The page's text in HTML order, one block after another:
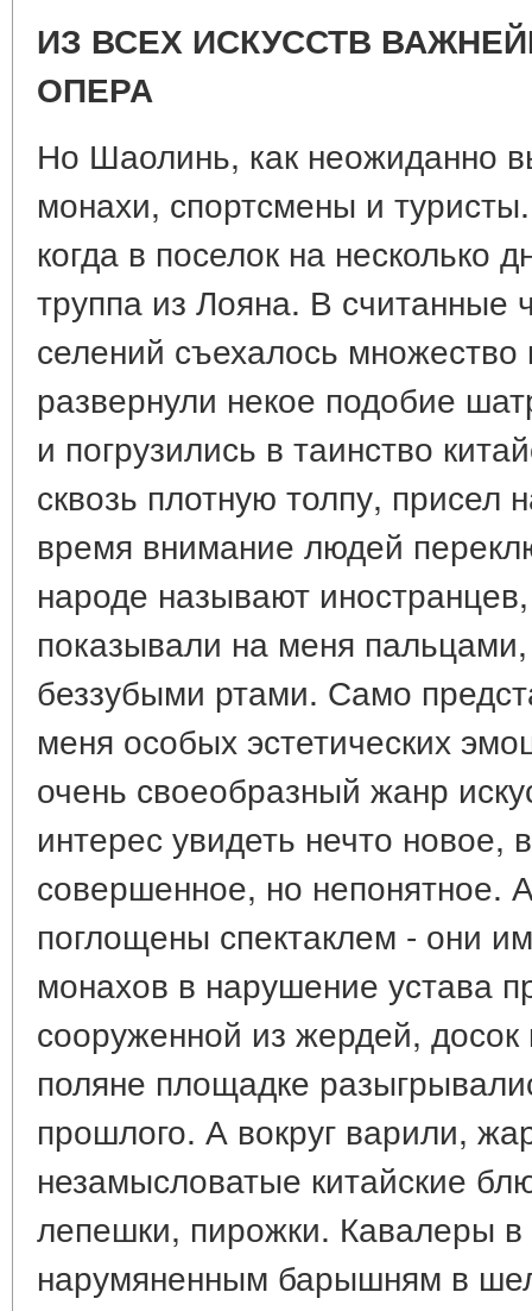
ИЗ ВСЕХ ИСКУССТВ
ОПЕРА
Но Шаолинь, как неожиданно
монахи, спортсмены и
когда в поселок на несколько
труппа из Лояна. В считанные
селений съехалось множество
развернули некое подобие
и погрузились в таинство
сквозь плотную толпу, присел
время внимание людей
народе называют
показывали на меня
беззубыми ртами. Само
меня особых эстетических
очень своеобразный жанр
интерес увидеть нечто новое,
совершенное, но непонятное.
поглощены спектаклем - они
монахов в нарушение устава
сооруженной из жердей,
поляне площадке
прошлого. А вокруг варили,
незамысловатые китайские
лепешки, пирожки. Кавалеры в
нарумяненным барышням в